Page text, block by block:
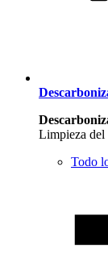
Limpieza del
Todo